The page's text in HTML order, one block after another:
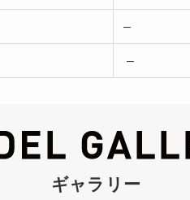
–
–
ギャラリー